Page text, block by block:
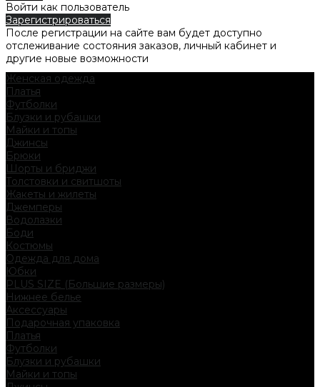
Войти как пользователь
Зарегистрироваться
После регистрации на сайте вам будет доступно
отслеживание состояния заказов, личный кабинет и
другие новые возможности
Женская одежда
Платья
Футболки
Блузки и рубашки
Майки и топы
Джинсы
Брюки
Шорты и бриджи
Толстовки и свитшоты
Жакеты и жилеты
Джемперы
Водолазки
Боди
Костюмы
Одежда для дома
Юбки
PLUS SIZE (Большие размеры)
Нижнее белье
Аксессуары
Подарочная упаковка
Платья
Футболки
Блузки и рубашки
Майки и топы